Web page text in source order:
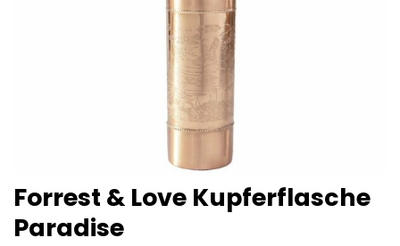
Forrest & Love Kupferflasche
Paradise